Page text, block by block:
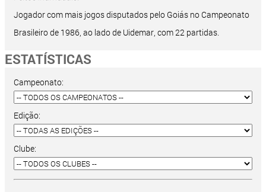
Jogador com mais jogos disputados pelo Goiás no Campeonato
Brasileiro de 1986, ao lado de Uidemar, com 22 partidas.
ESTATÍSTICAS
Campeonato:
Edição:
Clube: